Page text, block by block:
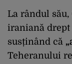
La rândul său,
iraniană drept
susținând că
Teheranului